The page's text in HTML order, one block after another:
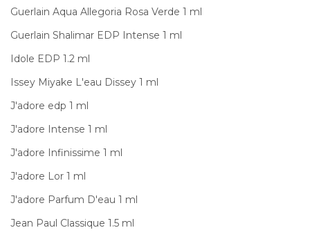
Guerlain Aqua Allegoria Rosa Verde 1 ml
Guerlain Shalimar EDP Intense 1 ml
Idole EDP 1.2 ml
Issey Miyake L'eau Dissey 1 ml
J'adore edp 1 ml
J'adore Intense 1 ml
J'adore Infinissime 1 ml
J'adore Lor 1 ml
J'adore Parfum D'eau 1 ml
Jean Paul Classique 1.5 ml